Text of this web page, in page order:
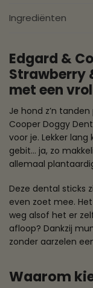
Ingrediënten
Edgard &
Strawberry
met een
Je hond z’n
Cooper Doggy
voor je. Lekker
gebit… ja, zo
allemaal
Deze dental sticks
even zoet mee.
weg alsof het er
afloop? Dankzij
zonder aarzelen
Waarom